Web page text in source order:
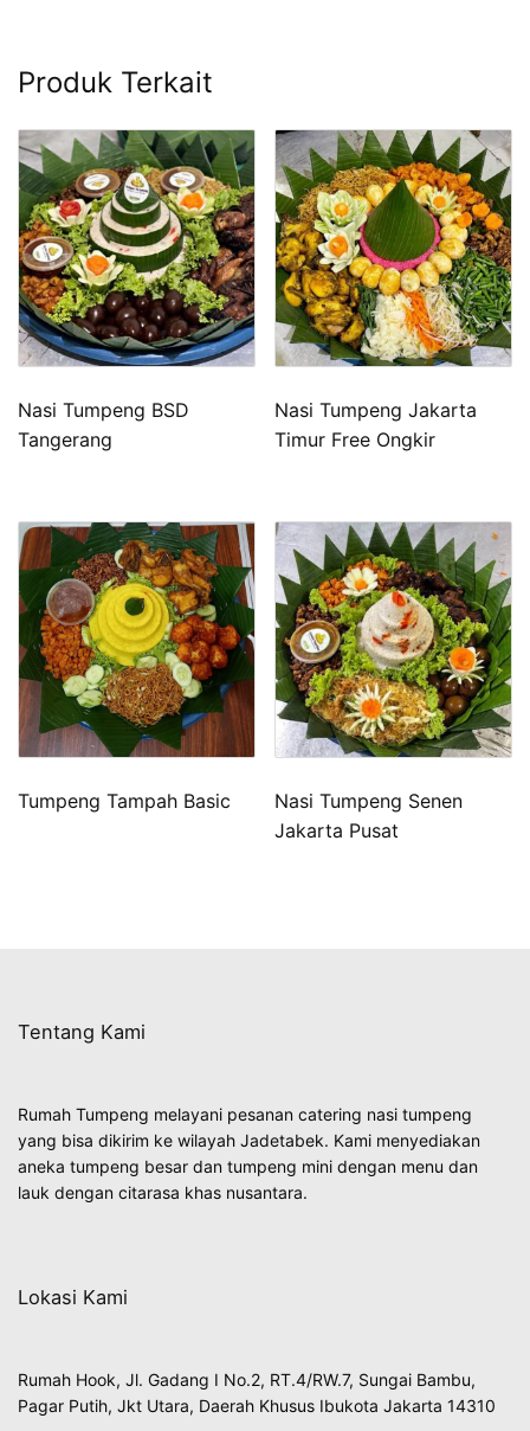
Produk Terkait
Nasi Tumpeng BSD
Tangerang
Nasi Tumpeng Jakarta
Timur Free Ongkir
Tumpeng Tampah Basic
Nasi Tumpeng Senen
Jakarta Pusat
Tentang Kami
Rumah Tumpeng melayani pesanan catering nasi tumpeng
yang bisa dikirim ke wilayah Jadetabek. Kami menyediakan
aneka tumpeng besar dan tumpeng mini dengan menu dan
lauk dengan citarasa khas nusantara.
Lokasi Kami
Rumah Hook, Jl. Gadang I No.2, RT.4/RW.7, Sungai Bambu,
Pagar Putih, Jkt Utara, Daerah Khusus Ibukota Jakarta 14310